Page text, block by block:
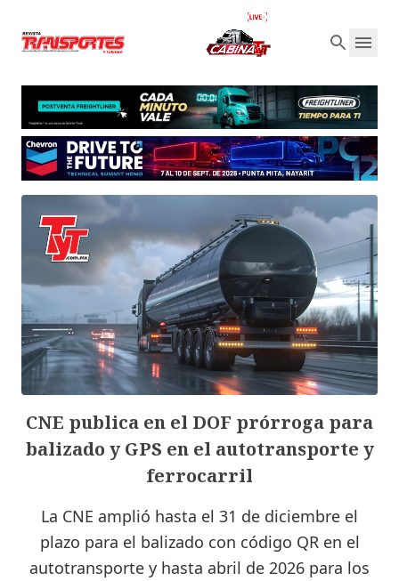
CNE publica en el DOF prórroga para
balizado y GPS en el autotransporte y
ferrocarril
La CNE amplió hasta el 31 de diciembre el
plazo para el balizado con código QR en el
autotransporte y hasta abril de 2026 para los